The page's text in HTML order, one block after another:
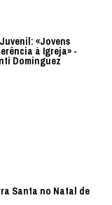
«Jovens
à Igreja» -
Dominguez
Santa no Natal de